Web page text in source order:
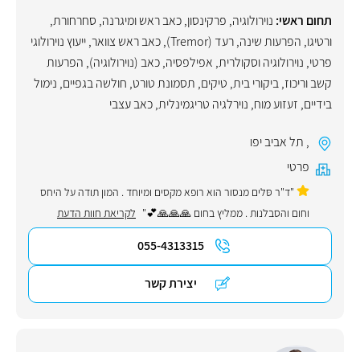
תחום ראשי: נוירולוגיה, פרקינסון,כאב ראש ומיגרנה, סחרחורת,
ורטיגו, הפרעות שינה,רעד (Tremor) ,כאב ראש צוואר,ייעוץ נוירולוגי
פרטי, נוירולוגיה וסקולרית, אפילפסיה,כאב (נוירולוגיה), הפרעות
קשב וריכוז,ביקורי בית, טיקים, תסמונת טורט, חולשה בגפיים, נימול
בידיים, זעזוע מוח, נוירלגיה טריגמינלית,כאב עצבי
, תל אביב יפו
פרטי
"ד"ר סּלים מנסור הוא רופא מקסים ומיוחד . המון תודה על היחס
וחום והסבלנות . ממליץ בחום 🙏🙏🙏💕" לקריאת חוות הדעת
055-4313315
יצירת קשר